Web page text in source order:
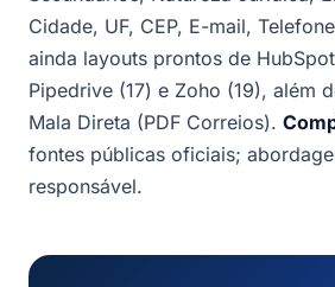
Cidade, UF, CEP, E-mail,
ainda layouts prontos de
Pipedrive (17) e Zoho (19), além
Mala Direta (PDF Correios).
fontes públicas oficiais;
responsável.